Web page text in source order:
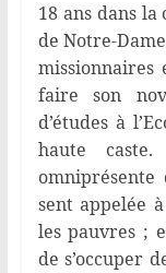
18 ans dans
de Notre-
missionnaires
faire son
d’études à
haute
sent appelée
les pauvres ;
de s’occuper